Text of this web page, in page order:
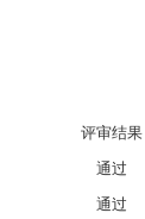
评审结果
通过
通过